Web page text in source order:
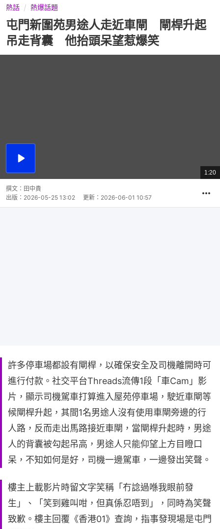
熱話 熱爆話題
屯門新圍苑男途人走近車閘 閘桿升起
吊走背囊 他抬頭呆望惹爆笑
播
總
共
1:20
撰文： 田中貴
出版： 2026-05-25 13:02 更新： 2026-06-01 10:57
許多停車場都設有閘桿，以確保安全及司機離開時可
進行付款。社交平台Threads流傳1段「車Cam」影
片，顯示司機駕車打算進入屋苑停車場，駛近車閘等
候閘桿升起，其間1名男途人沒有使用車閘旁邊的行
人路，反而走出馬路接近車閘，當閘桿升起時，男途
人的背囊被勾起吊高，男途人只能仰望上方目瞪口
呆，不知如何是好，司機一邊駕車，一邊發出笑聲。
樓主上載影片時留文字笑稱「冇諗過喺我眼前發
生」、「笑到雞叫咁，但真係忍唔到」，同時為笑聲
致歉。樓主回覆《香港01》查詢，指事發現場是屯門